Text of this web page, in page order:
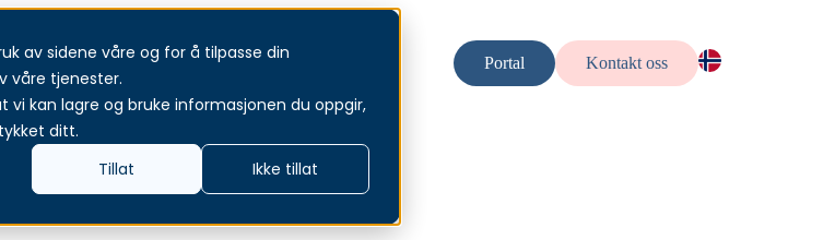
av sidene våre og for å tilpasse din
våre tjenester.
kan lagre og bruke informasjonen du oppgir,
ditt.
Tillat Ikke tillat
& løsninger Om oss Portal Kontakt oss